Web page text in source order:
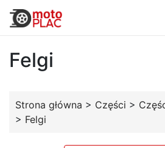
Felgi
Strona główna > Części >
> Felgi